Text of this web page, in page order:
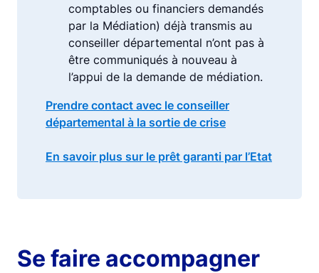
comptables ou financiers demandés
par la Médiation) déjà transmis au
conseiller départemental n’ont pas à
être communiqués à nouveau à
l’appui de la demande de médiation.
Prendre contact avec le conseiller
départemental à la sortie de crise
En savoir plus sur le prêt garanti par l’Etat
Se faire accompagner